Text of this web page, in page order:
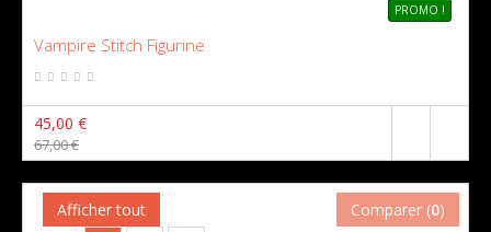
PROMO !
Vampire Stitch Figurine
45,00 €
67,00 €
Afficher tout
Comparer (0)